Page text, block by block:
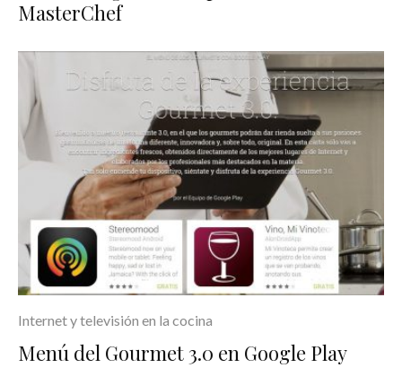
MasterChef
Internet y televisión en la cocina
Menú del Gourmet 3.0 en Google Play